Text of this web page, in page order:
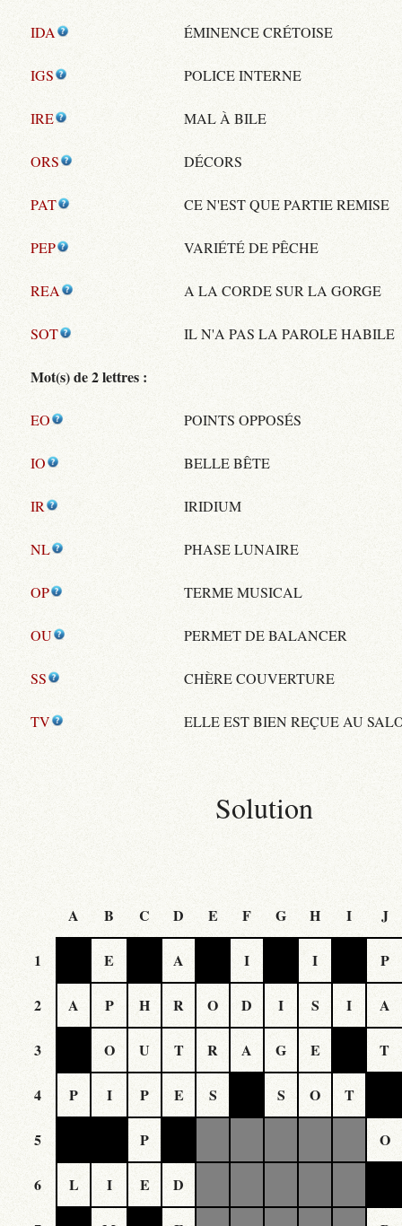
IDA ÉMINENCE CRÉTOISE
IGS POLICE INTERNE
IRE MAL À BILE
ORS DÉCORS
PAT CE N'EST QUE PARTIE REMISE
PEP VARIÉTÉ DE PÊCHE
REA A LA CORDE SUR LA GORGE
SOT IL N'A PAS LA PAROLE HABILE
Mot(s) de 2 lettres :
EO POINTS OPPOSÉS
IO BELLE BÊTE
IR IRIDIUM
NL PHASE LUNAIRE
OP TERME MUSICAL
OU PERMET DE BALANCER
SS CHÈRE COUVERTURE
TV ELLE EST BIEN REÇUE AU
Solution
A B C D E F G H I J
1 E A I I P
2 A P H R O D I S I A
3 O U T R A G E T
4 P I P E S S O T
5 P O
6 L I E D